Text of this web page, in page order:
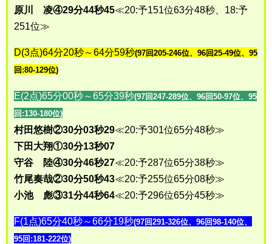
原川 凌④29分44秒45≪20:予151位63分48秒、18:予
251位≫
D(3点)64分20秒～64分59秒(97回205-246位、96回25-49位、95
回:80-129位)
E(2点)65分00秒～65分39秒(97回247-289位、96回50-97位、95
回:130-180位)
村田悠樹②30分03秒29≪20:予301位65分48秒≫
下田大翔①30分13秒07
守谷 陸④30分46秒27≪20:予287位65分38秒≫
竹尾奏哉②30分50秒43≪20:予255位65分08秒≫
小池 彪③31分44秒64≪20:予296位65分45秒≫
F(1点)65分40秒～66分19秒(97回291-326位、96回98-140位、
95回:181-222位)